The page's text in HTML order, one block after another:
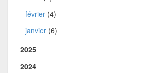
février (4)
janvier (6)
2025
2024